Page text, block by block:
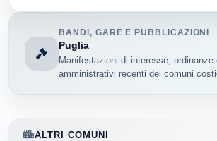
ALTRI COMUNI
BANDI, GARE E PUBBLICAZIONI
Puglia
Manifestazioni di interesse, ordinanze
amministrativi recenti dei comuni